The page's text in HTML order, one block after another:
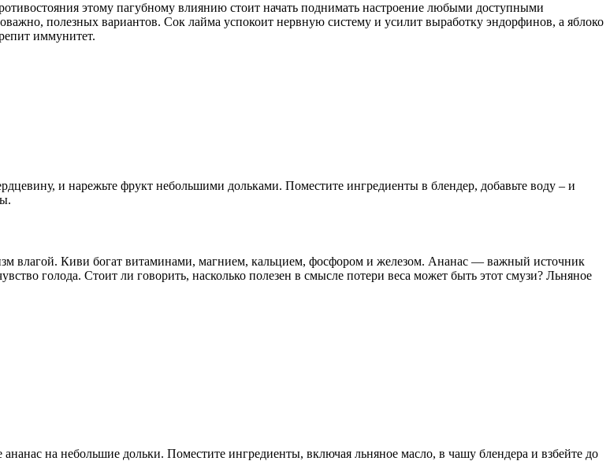
этому пагубному влиянию стоит начать поднимать настроение любыми доступными
полезных вариантов. Сок лайма успокоит нервную систему и усилит выработку эндорфинов, а яблоко
иммунитет.
и нарежьте фрукт небольшими дольками. Поместите ингредиенты в блендер, добавьте воду – и
влагой. Киви богат витаминами, магнием, кальцием, фосфором и железом. Ананас — важный источник
голода. Стоит ли говорить, насколько полезен в смысле потери веса может быть этот смузи? Льняное
на небольшие дольки. Поместите ингредиенты, включая льняное масло, в чашу блендера и взбейте до